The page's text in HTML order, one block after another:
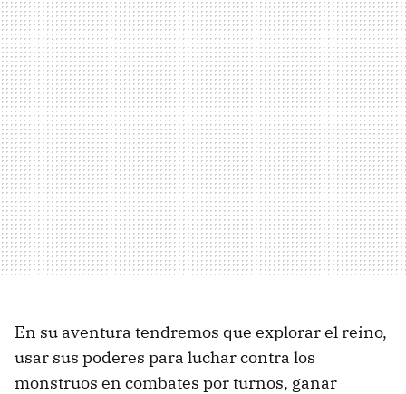
En su aventura tendremos que explorar el reino,
usar sus poderes para luchar contra los
monstruos en combates por turnos, ganar